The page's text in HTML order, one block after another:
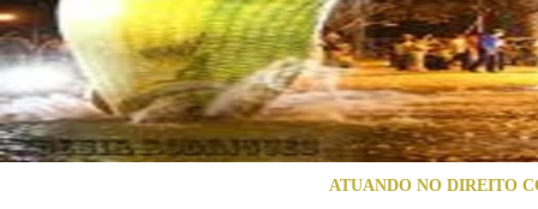
ATUANDO NO DIREITO